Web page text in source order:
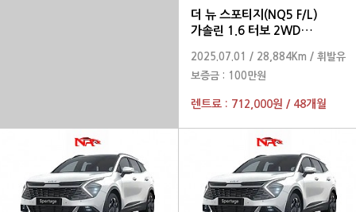
더 뉴 스포티지(NQ5 F/L)
가솔린 1.6 터보 2WD
2025.07.01 / 28,884Km / 휘발유
보증금 : 100만원
렌트료 : 712,000원 / 48개월